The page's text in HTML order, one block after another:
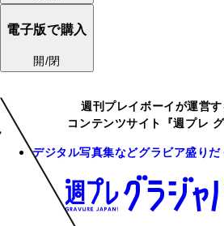
電子版で購入
開/閉
週刊プレイボーイが運営
コンテンツサイト『週プレ グ
デジタル写真集などグラビア盛りだ